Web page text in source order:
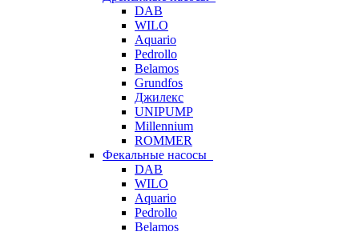
DAB
WILO
Aquario
Pedrollo
Belamos
Grundfos
Джилекс
UNIPUMP
Millennium
ROMMER
Фекальные насосы
DAB
WILO
Aquario
Pedrollo
Belamos